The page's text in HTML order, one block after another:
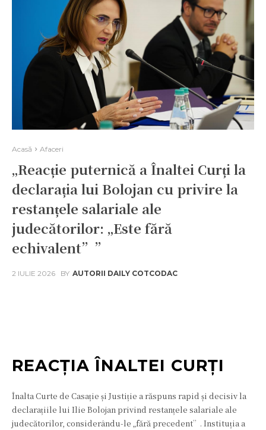
Acasă Afaceri
„Reacție puternică a Înaltei Curți la
declarația lui Bolojan cu privire la
restanțele salariale ale
judecătorilor: „Este fără
echivalent””
2 IULIE 2026 BY AUTORII DAILY COTCODAC
REACȚIA ÎNALTEI CURȚI
Înalta Curte de Casație și Justiție a răspuns rapid și decisiv la
declarațiile lui Ilie Bolojan privind restanțele salariale ale
judecătorilor, considerându-le „fără precedent”. Instituția a